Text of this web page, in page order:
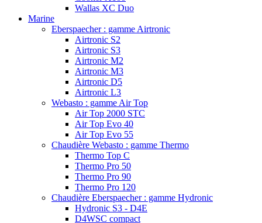
Wallas XC Duo
Marine
Eberspaecher : gamme Airtronic
Airtronic S2
Airtronic S3
Airtronic M2
Airtronic M3
Airtronic D5
Airtronic L3
Webasto : gamme Air Top
Air Top 2000 STC
Air Top Evo 40
Air Top Evo 55
Chaudière Webasto : gamme Thermo
Thermo Top C
Thermo Pro 50
Thermo Pro 90
Thermo Pro 120
Chaudière Eberspaecher : gamme Hydronic
Hydronic S3 - D4E
D4WSC compact